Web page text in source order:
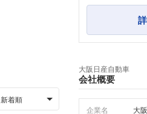
新着順
大阪日産自動車
会社概要
企業名 大